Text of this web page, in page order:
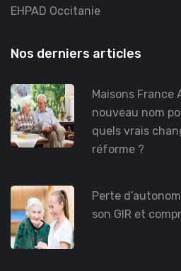
EHPAD Occitanie
Nos derniers articles
Maisons France
nouveau nom
quels vrais
réforme ?
Perte
son GIR et